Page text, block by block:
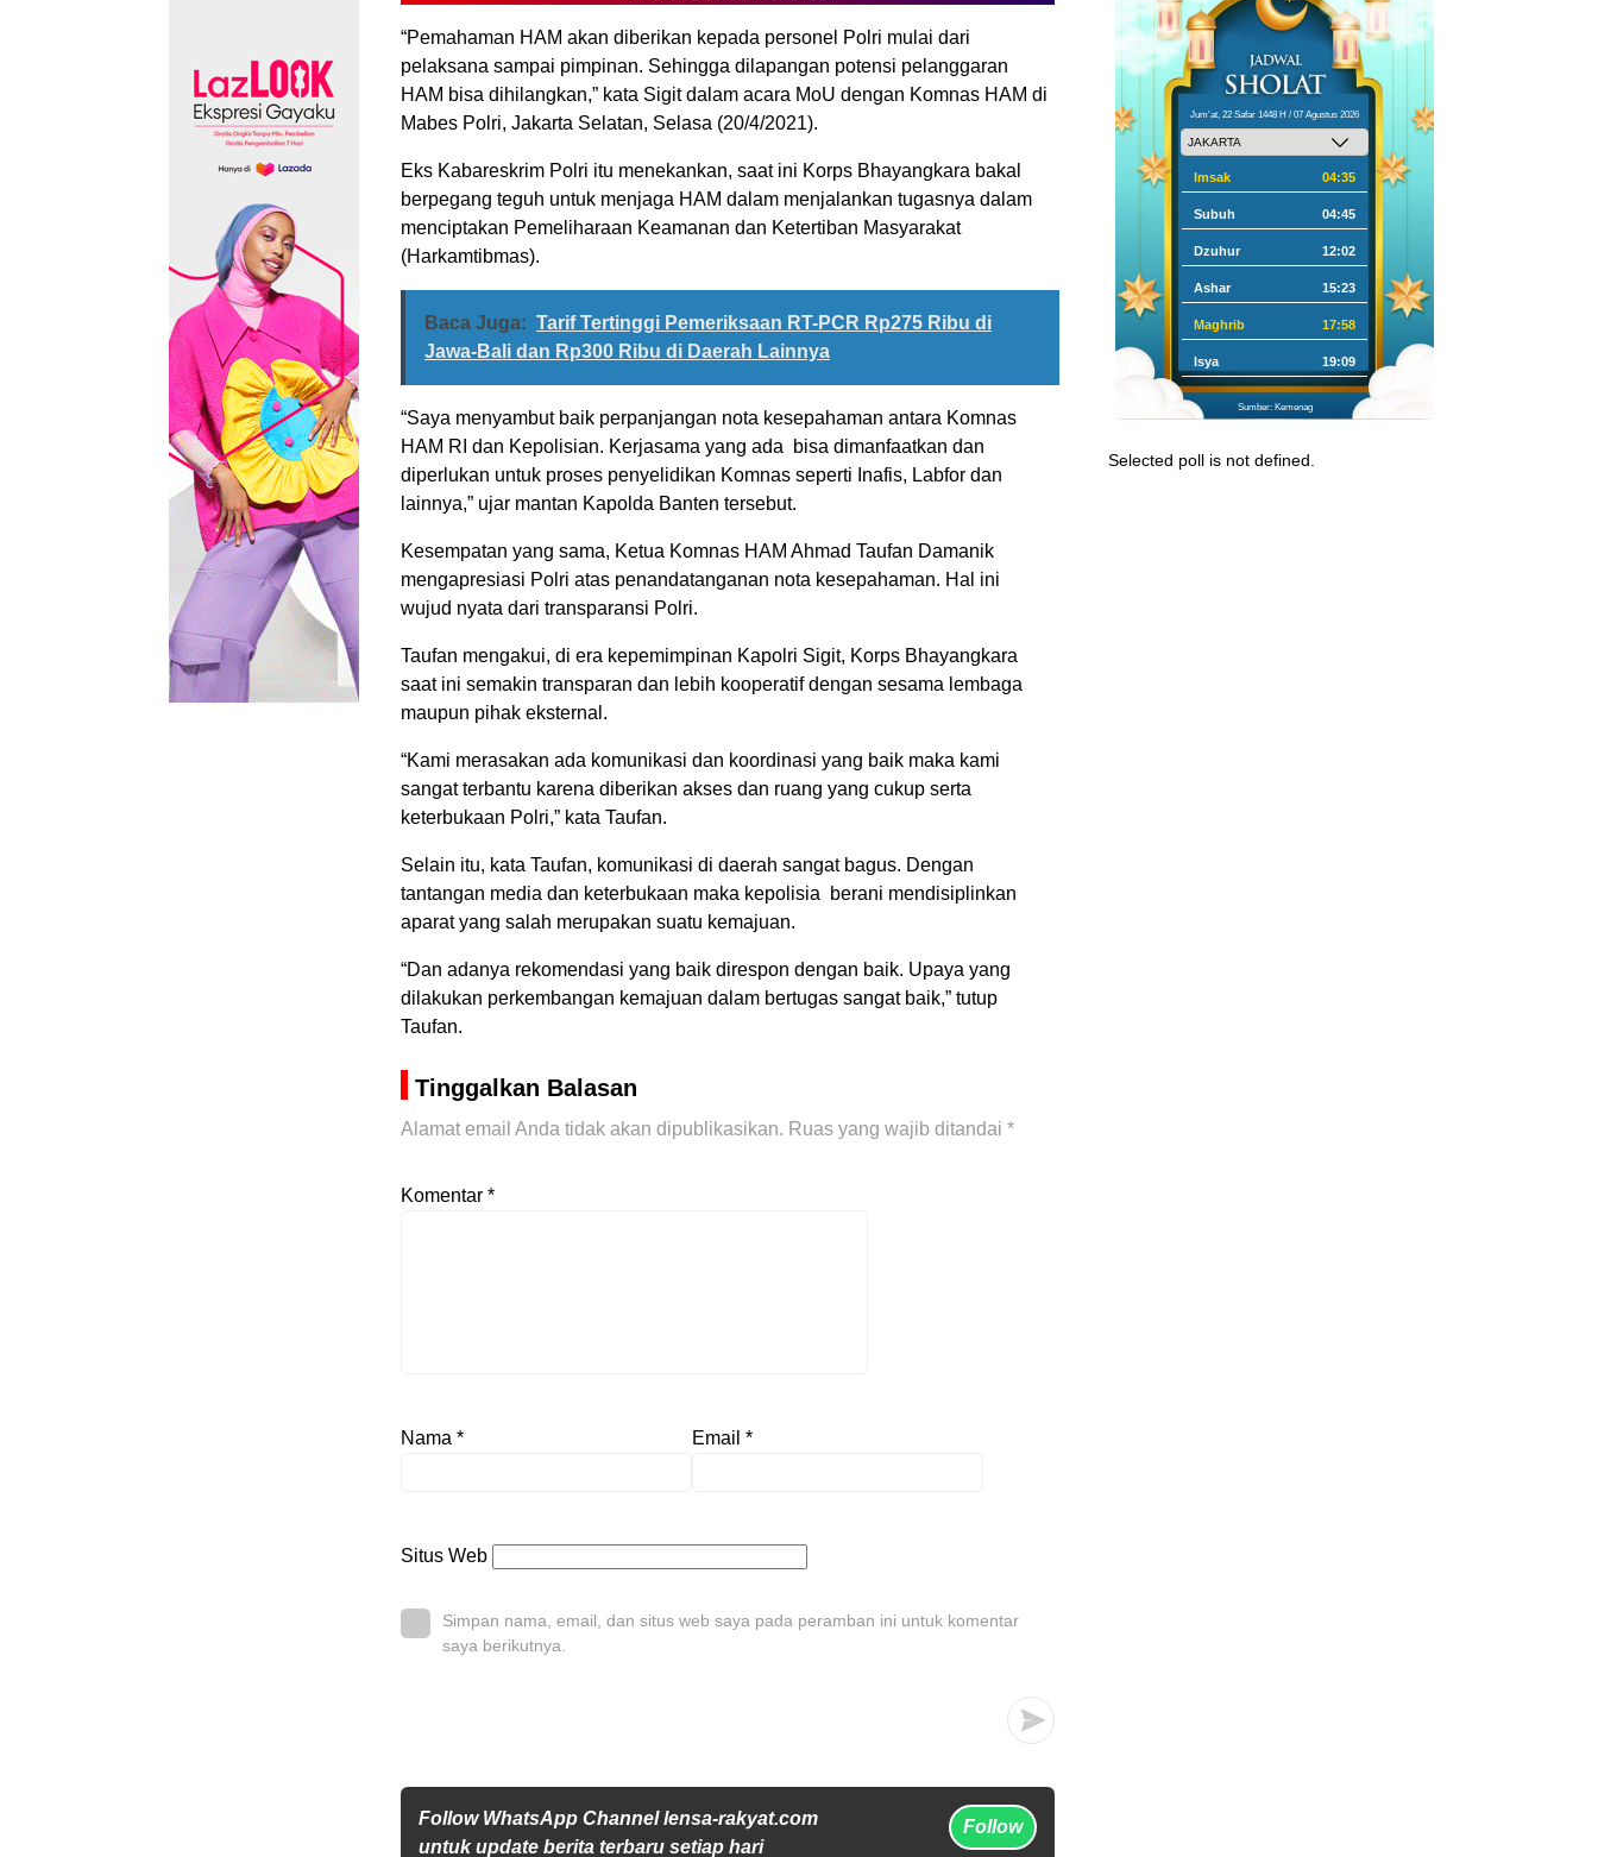
“Pemahaman HAM akan diberikan kepada personel Polri mulai dari
pelaksana sampai pimpinan. Sehingga dilapangan potensi pelanggaran
HAM bisa dihilangkan,” kata Sigit dalam acara MoU dengan Komnas HAM di
Mabes Polri, Jakarta Selatan, Selasa (20/4/2021).
Eks Kabareskrim Polri itu menekankan, saat ini Korps Bhayangkara bakal
berpegang teguh untuk menjaga HAM dalam menjalankan tugasnya dalam
menciptakan Pemeliharaan Keamanan dan Ketertiban Masyarakat
(Harkamtibmas).
Baca Juga: Tarif Tertinggi Pemeriksaan RT-PCR Rp275 Ribu di
Jawa-Bali dan Rp300 Ribu di Daerah Lainnya
“Saya menyambut baik perpanjangan nota kesepahaman antara Komnas
HAM RI dan Kepolisian. Kerjasama yang ada bisa dimanfaatkan dan
diperlukan untuk proses penyelidikan Komnas seperti Inafis, Labfor dan
lainnya,” ujar mantan Kapolda Banten tersebut.
Kesempatan yang sama, Ketua Komnas HAM Ahmad Taufan Damanik
mengapresiasi Polri atas penandatanganan nota kesepahaman. Hal ini
wujud nyata dari transparansi Polri.
Taufan mengakui, di era kepemimpinan Kapolri Sigit, Korps Bhayangkara
saat ini semakin transparan dan lebih kooperatif dengan sesama lembaga
maupun pihak eksternal.
“Kami merasakan ada komunikasi dan koordinasi yang baik maka kami
sangat terbantu karena diberikan akses dan ruang yang cukup serta
keterbukaan Polri,” kata Taufan.
Selain itu, kata Taufan, komunikasi di daerah sangat bagus. Dengan
tantangan media dan keterbukaan maka kepolisia berani mendisiplinkan
aparat yang salah merupakan suatu kemajuan.
“Dan adanya rekomendasi yang baik direspon dengan baik. Upaya yang
dilakukan perkembangan kemajuan dalam bertugas sangat baik,” tutup
Taufan.
Tinggalkan Balasan
Alamat email Anda tidak akan dipublikasikan. Ruas yang wajib ditandai *
Komentar *
Nama * Email *
Situs Web
Simpan nama, email, dan situs web saya pada peramban ini untuk komentar
saya berikutnya.
Follow WhatsApp Channel lensa-rakyat.com
untuk update berita terbaru setiap hari
Follow
Jum'at, 22 Safar 1448 H / 07 Agustus 2026
Imsak 04:35
Subuh 04:45
Dzuhur 12:02
Ashar 15:23
Maghrib 17:58
Isya 19:09
Sumber: Kemenag
Selected poll is not defined.